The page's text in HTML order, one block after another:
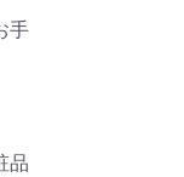
手
品